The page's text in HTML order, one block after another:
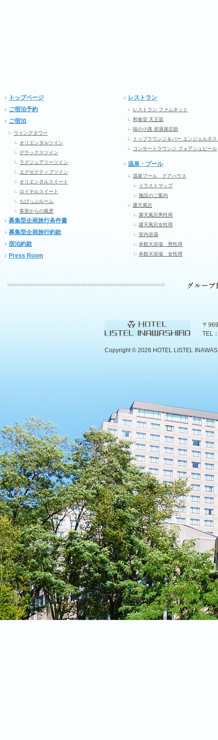
トップページ
ご宿泊予約
ご宿泊
ウイングタワー
オリエンタルツイン
デラックスツイン
ラグジュアリーツイン
エグゼクティブツイン
オリエンタルスイート
ロイヤルスイート
ちびっぷルーム
客室からの風景
募集型企画旅行条件書
募集型企画旅行約款
宿泊約款
Press Room
レストラン
レストラン ファムネット
和食堂 天王坂
味の小路 居酒屋庄助
トップラウンジ＆バー エンジェルネス
コンサートラウンジ フォアシュピール
温泉・プール
温泉プール クアハウス
イラストマップ
施設のご案内
露天風呂
露天風呂男性用
露天風呂女性用
室内浴場
本館大浴場 男性用
本館大浴場 女性用
〒
TEL
Copyright © 2026 HOTEL LISTEL